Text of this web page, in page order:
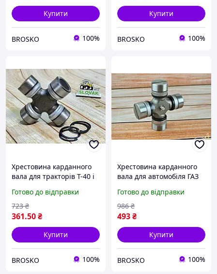
Купити
BROSKO 100%
Купити
BROSKO 100%
Хрестовина карданного
вала для тракторів Т-40 і
надійної роботи системи
Готово до відправки
361.50₴
723 ₴
Купити
BROSKO 100%
Хрестовина карданного
вала для автомобіля ГАЗ
для надійної роботи
вашого транспорту
Готово до відправки
493₴
986 ₴
Купити
BROSKO 100%